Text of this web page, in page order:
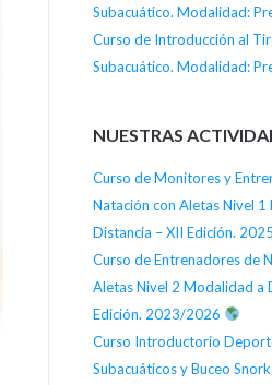
Subacuático. Modalidad:
Curso de Introducción al
Subacuático. Modalidad:
NUESTRAS
Curso de Monitores y
Natación con Aletas Nivel
Distancia – XII Edición.
Curso de Entrenadores de
Aletas Nivel 2 Modalidad a
Edición. 2023/2026
Curso Introductorio
Subacuáticos y Buceo